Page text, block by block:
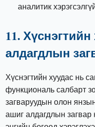
аналитик
11.
алдагдлын
Хүснэгтийн хуудас нь
функциональ салбарт
загваруудын олон
ашиг алдагдлын загвар